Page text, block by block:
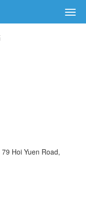
Hoi Yuen Road,